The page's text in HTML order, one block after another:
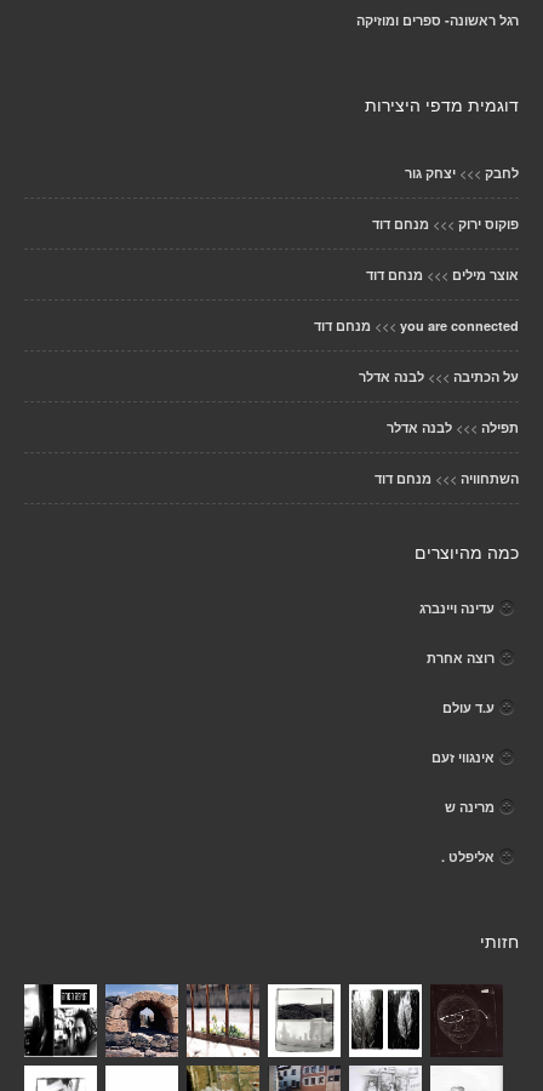
רגל ראשונה- ספרים ומוזיקה
דוגמית מדפי היצירות
לחבק >>> יצחק גור
פוקוס ירוק >>> מנחם דוד
אוצר מילים >>> מנחם דוד
you are connected
>>> מנחם דוד
על הכתיבה >>> לבנה אדלר
תפילה >>> לבנה אדלר
השתחוויה >>> מנחם דוד
כמה מהיוצרים
עדינה ויינברג
רוצה אחרת
ע.ד עולם
אינגווי זעם
מרינה ש
אליפלט .
חזותי